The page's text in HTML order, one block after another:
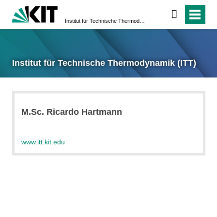
Institut für Technische Thermodynamik (ITT)
M.Sc. Ricardo Hartmann
www.itt.kit.edu